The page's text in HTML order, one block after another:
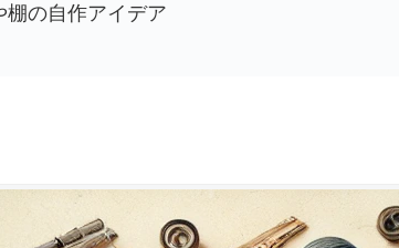
棚の自作アイデア